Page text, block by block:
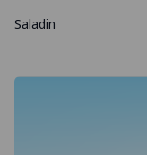
Saladin